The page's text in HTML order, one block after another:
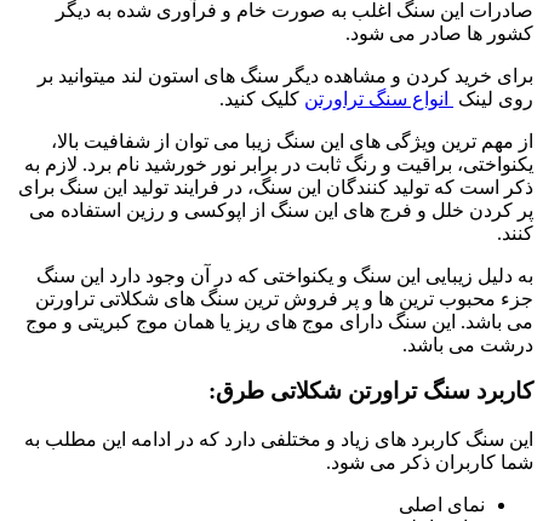
صادرات این سنگ اغلب به صورت خام و فرآوری شده به دیگر
کشور ها صادر می شود.
برای خرید کردن و مشاهده دیگر سنگ های استون لند میتوانید بر
روی لینک
انواع سنگ تراورتن کلیک کنید.
از مهم ترین ویژگی های این سنگ زیبا می توان از شفافیت بالا،
یکنواختی، براقیت و رنگ ثابت در برابر نور خورشید نام برد. لازم به
ذکر است که تولید کنندگان این سنگ، در فرایند تولید این سنگ برای
پر کردن خلل و فرج های این سنگ از اپوکسی و رزین استفاده می
کنند.
به دلیل زیبایی این سنگ و یکنواختی که در آن وجود دارد این سنگ
جزء محبوب ترین ها و پر فروش ترین سنگ های شکلاتی تراورتن
می باشد. این سنگ دارای موج های ریز یا همان موج کبریتی و موج
درشت می باشد.
کاربرد سنگ تراورتن شکلاتی طرق:
این سنگ کاربرد های زیاد و مختلفی دارد که در ادامه این مطلب به
شما کاربران ذکر می شود.
نمای اصلی